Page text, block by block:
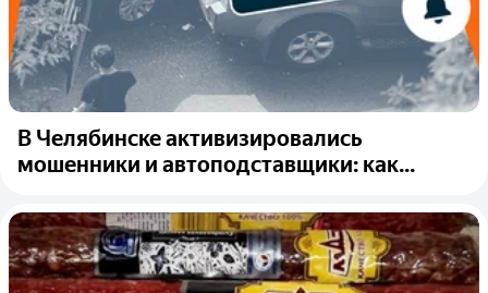
В Челябинске активизировались
мошенники и автоподставщики: как...